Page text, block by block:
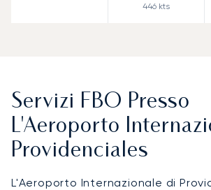
446kts
Servizi FBO Presso
L'Aeroporto
Providenciales
L'Aeroporto Internazionale di